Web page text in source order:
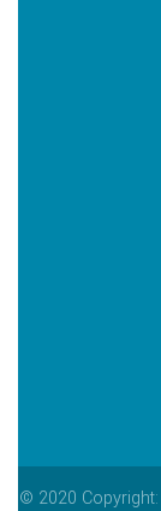
© 2020 Copyright: